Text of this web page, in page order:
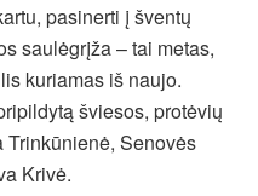
pasinerti į šventų
saulėgrįža – tai metas,
kuriamas iš naujo.
šviesos, protėvių
Trinkūnienė, Senovės
Krivė.